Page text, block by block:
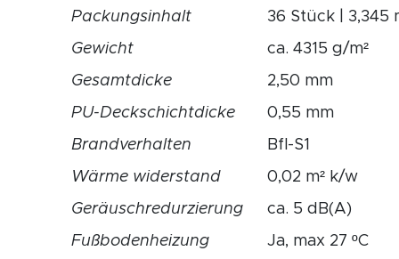
Packungsinhalt
36 Stück | 3,345
Gewicht
ca. 4315 g/m²
Gesamtdicke
2,50 mm
PU-Deckschichtdicke
0,55 mm
Brandverhalten
Bfl-S1
Wärme widerstand
0,02 m² k/w
Geräuschredurzierung
ca. 5 dB(A)
Fußbodenheizung
Ja, max 27 ºC